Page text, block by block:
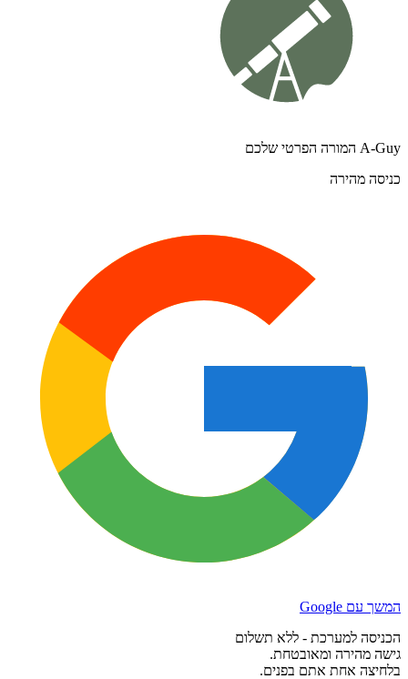
A-Guy המורה הפרטי שלכם
כניסה מהירה
המשך עם Google
הכניסה למערכת - ללא תשלום
גישה מהירה ומאובטחת.
בלחיצה אחת אתם בפנים.